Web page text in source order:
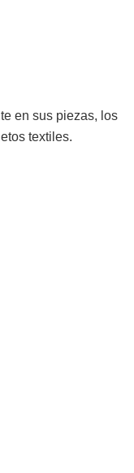
en sus piezas, los
textiles.